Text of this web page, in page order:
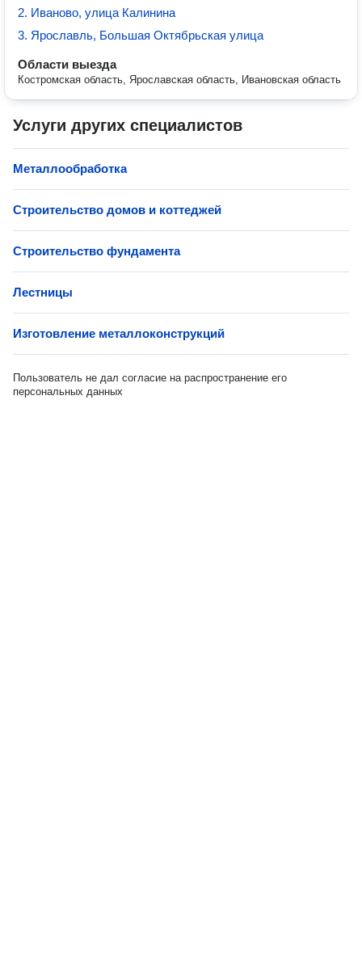
2. Иваново, улица Калинина
3. Ярославль, Большая Октябрьская улица
Области выезда
Костромская область, Ярославская область, Ивановская область
Услуги других специалистов
Металлообработка
Строительство домов и коттеджей
Строительство фундамента
Лестницы
Изготовление металлоконструкций
Пользователь не дал согласие на распространение его
персональных данных